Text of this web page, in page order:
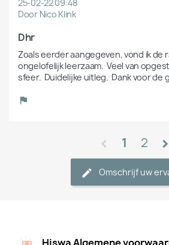
25-02-22 09:48
Door Nico Klink
Dhr
Zoals eerder aangegeven, vond ik de
ongelofelijk leerzaam.  Veel van
sfeer.  Duidelijke uitleg.  Dank voor de
chevron_left 1 2 chevron_right
Omschrijf uw